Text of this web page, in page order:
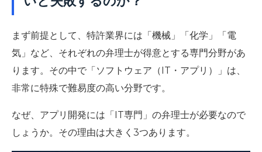
まず前提として、特許業界には「機械」「化学」「電
気」など、それぞれの弁理士が得意とする専門分野があ
ります。その中で「ソフトウェア（IT・アプリ）」は、
非常に特殊で難易度の高い分野です。
なぜ、アプリ開発には「IT専門」の弁理士が必要なので
しょうか。その理由は大きく3つあります。